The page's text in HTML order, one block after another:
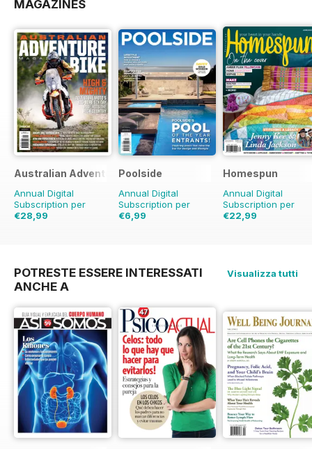
MAGAZINES
Australian Adventure Bike
Annual Digital
Subscription per
€28,99
Poolside
Annual Digital
Subscription per
€6,99
Homespun
Annual Digital
Subscription per
€22,99
POTRESTE ESSERE INTERESSATI
ANCHE A
Visualizza tutti